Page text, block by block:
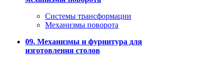
Системы трансформации
Механизмы поворота
09. Механизмы и фурнитура для
изготовления столов